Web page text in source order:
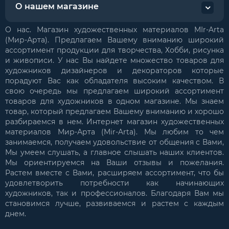
О нашем магазине
О нас. Магазин художественных материалов MIr-Arta
(Мир-Арта). Предлагаем Вашему вниманию широкий
ассортимент продукции для творчества, Хобби, рисунка
и живописи. У нас Вы найдете множество товаров для
художников дизайнеров и декораторов которые
порадуют Вас как обладателя высоким качеством. В
свою очередь мы предлагаем широкий ассортимент
товаров для художников в одном магазине. Мы знаем
товар, который предлагаем Вашему вниманию и хорошо
разбираемся в нем. Интернет магазин художественных
материалов Мир-Арта (Mir-Arta). Мы любим то чем
занимаемся, получаем удовольствие от общения с Вами,
Мы умеем слушать, а главное слышать наших клиентов.
Мы ориентируемся на Ваши отзывы и пожелания.
Растем вместе с Вами, расширяем ассортимент, что бы
удовлетворить потребности как начинающих
художников, так и профессионалов. Благодаря Вам мы
становимся лучше, развиваемся и растем с каждым
днем.